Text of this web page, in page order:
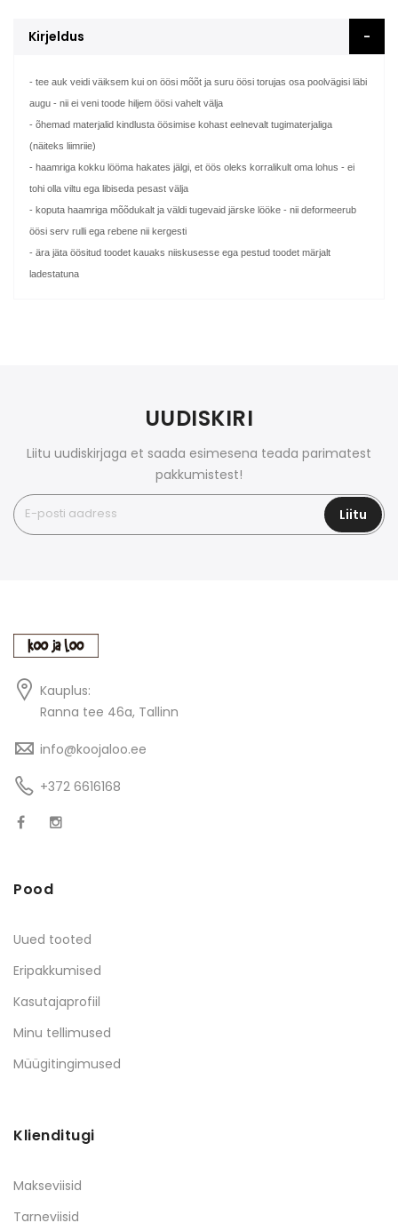
Kirjeldus
- tee auk veidi väiksem kui on öösi mõõt ja suru öösi torujas osa poolvägisi läbi
augu - nii ei veni toode hiljem öösi vahelt välja
- õhemad materjalid kindlusta öösimise kohast eelnevalt tugimaterjaliga
(näiteks liimriie)
- haamriga kokku lööma hakates jälgi, et öös oleks korralikult oma lohus - ei
tohi olla viltu ega libiseda pesast välja
- koputa haamriga mõõdukalt ja väldi tugevaid järske lööke - nii deformeerub
öösi serv rulli ega rebene nii kergesti
- ära jäta öösitud toodet kauaks niiskusesse ega pestud toodet märjalt
ladestatuna
UUDISKIRI
Liitu uudiskirjaga et saada esimesena teada parimatest
pakkumistest!
Liitu
Kauplus:
Ranna tee 46a, Tallinn
info@koojaloo.ee
+372 6616168
Pood
Uued tooted
Eripakkumised
Kasutajaprofiil
Minu tellimused
Müügitingimused
Klienditugi
Makseviisid
Tarneviisid